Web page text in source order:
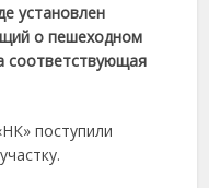
установлен
о пешеходном
соответствующая
поступили